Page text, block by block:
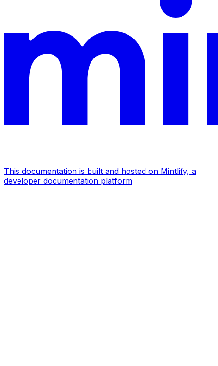
This documentation is built and hosted on Mintlify, a
developer documentation platform